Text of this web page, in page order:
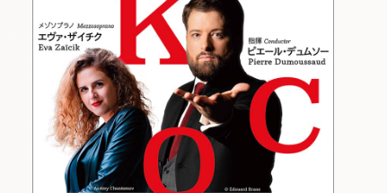
ぶらあぼブラス！
フォルテピアノ・オデッセイ